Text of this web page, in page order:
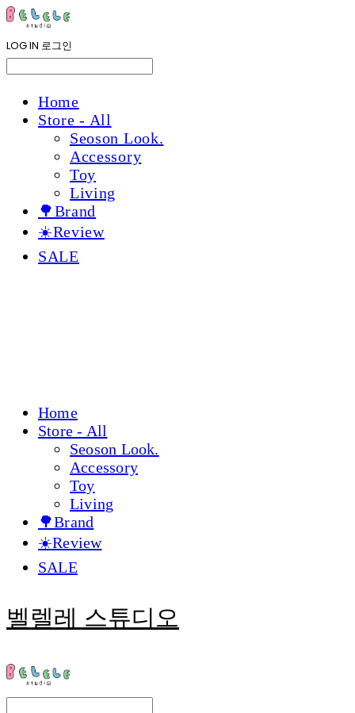
LOG IN 로그인
Home
Store - All
Seoson Look.
Accessory
Toy
Living
🌳Brand
☀️Review
SALE
Home
Store - All
Seoson Look.
Accessory
Toy
Living
🌳Brand
☀️Review
SALE
벨렐레 스튜디오